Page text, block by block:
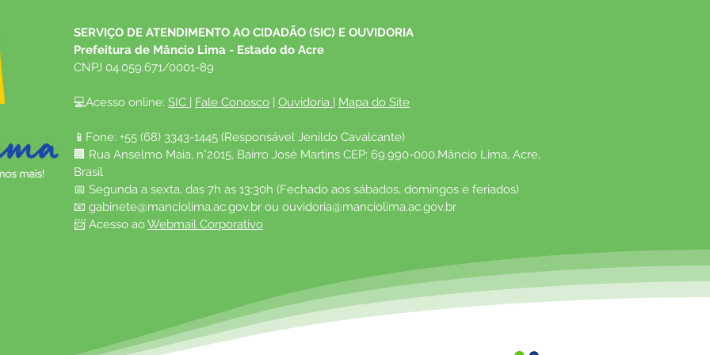
moradores
de famílias
SERVIÇO DE ATENDIMENTO AO CIDADÃO (SIC) E OUVIDORIA
Prefeitura de Mâncio Lima - Estado do Acre
CNPJ 04.059.671/0001-89
💻Acesso online: SIC | Fale Conosco | Ouvidoria | Mapa do Site
📱Fone: +55 (68) 3343-1445 (Responsável Jenildo Cavalcante)
🏢 Rua Anselmo Maia, n°2015, Bairro José Martins CEP: 69.990-000.Mâncio Lima, Acre,
Brasil
📅 Segunda a sexta, das 7h às 13:30h (Fechado aos sábados, domingos e feriados)
📧 gabinete@manciolima.ac.gov.br ou ouvidoria@manciolima.ac.gov.br
📨 Acesso ao Webmail Corporativo